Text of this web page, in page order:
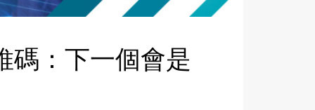
：下一個會是